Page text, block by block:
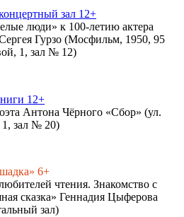
зал 12+
люди» к 100-летию актера
Гурзо (Мосфильм, 1950, 95
1, зал № 12)
12+
Антона Чёрного «Сбор» (ул.
зал № 20)
6+
чтения. Знакомство с
сказка» Геннадия Цыферова
зал)